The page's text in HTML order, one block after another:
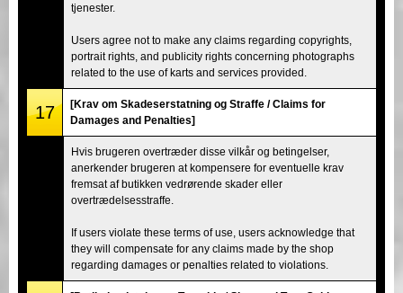
tjenester.
Users agree not to make any claims regarding copyrights,
portrait rights, and publicity rights concerning photographs
related to the use of karts and services provided.
17
[Krav om Skadeserstatning og Straffe / Claims for
Damages and Penalties]
Hvis brugeren overtræder disse vilkår og betingelser,
anerkender brugeren at kompensere for eventuelle krav
fremsat af butikken vedrørende skader eller
overtrædelsesstraffe.
If users violate these terms of use, users acknowledge that
they will compensate for any claims made by the shop
regarding damages or penalties related to violations.